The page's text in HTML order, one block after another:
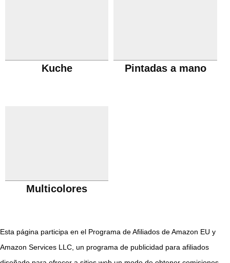
Kuche Pintadas a mano
Multicolores
Esta página participa en el Programa de Afiliados de Amazon EU y
Amazon Services LLC, un programa de publicidad para afiliados